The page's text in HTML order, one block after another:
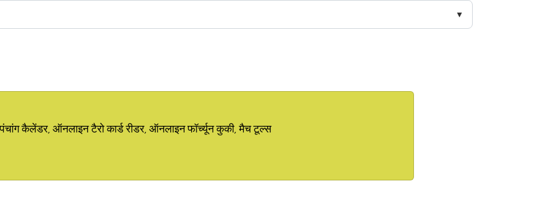
कैलेंडर, ऑनलाइन टैरो कार्ड रीडर, ऑनलाइन फॉर्च्यून कुकी, मैच टूल्स